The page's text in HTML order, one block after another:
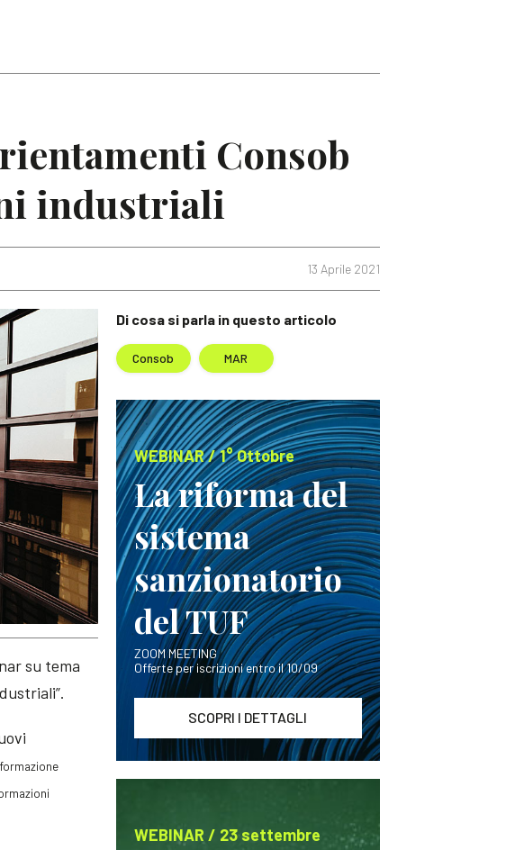
Consob
industriali
13 Aprile 2021
su tema
Di cosa si parla in questo articolo
Consob MAR
WEBINAR / 1° Ottobre
La riforma del
sistema
sanzionatorio
del TUF
ZOOM MEETING
Offerte per iscrizioni entro il 10/09
SCOPRI I DETTAGLI
WEBINAR / 23 settembre